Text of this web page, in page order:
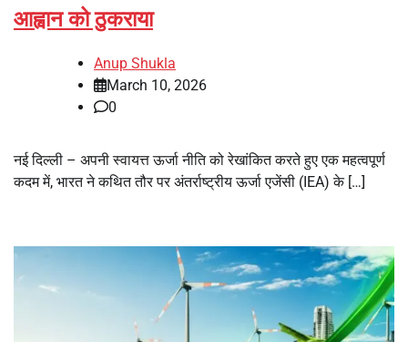
आह्वान को ठुकराया
Anup Shukla
March 10, 2026
0
नई दिल्ली – अपनी स्वायत्त ऊर्जा नीति को रेखांकित करते हुए एक महत्वपूर्ण
कदम में, भारत ने कथित तौर पर अंतर्राष्ट्रीय ऊर्जा एजेंसी (IEA) के […]